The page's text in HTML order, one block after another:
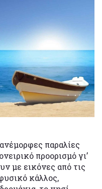
παραλίες
προορισμό γι’
με εικόνες από τις
κάλλος,